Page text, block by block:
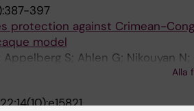
397
protection against Crimean-
model
S; Ahlen G; Nikouyan N;
Alla